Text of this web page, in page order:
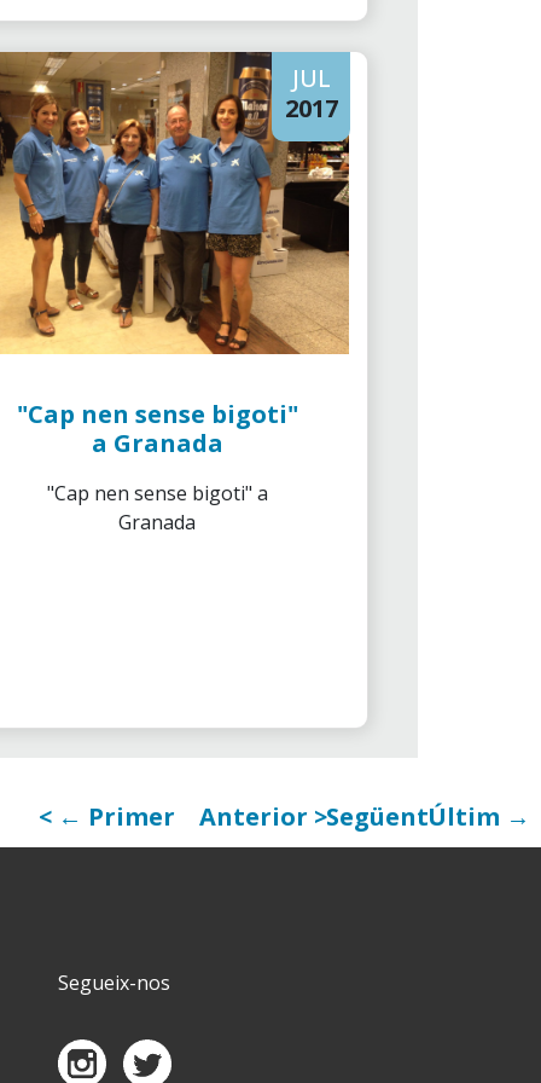
JUL
2017
"Cap nen sense bigoti"
a Granada
"Cap nen sense bigoti" a
Granada
← Primer Anterior SegüentÚltim →
Segueix-nos